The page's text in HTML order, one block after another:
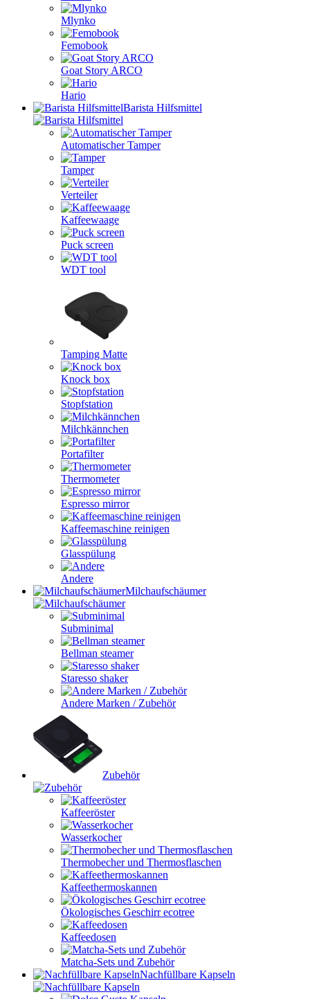
Mlynko
Femobook
Goat Story ARCO
Hario
Barista Hilfsmittel
Automatischer Tamper
Tamper
Verteiler
Kaffeewaage
Puck screen
WDT tool
Tamping Matte
Knock box
Stopfstation
Milchkännchen
Portafilter
Thermometer
Espresso mirror
Kaffeemaschine reinigen
Glasspülung
Andere
Milchaufschäumer
Subminimal
Bellman steamer
Staresso shaker
Andere Marken / Zubehör
Zubehör
Kaffeeröster
Wasserkocher
Thermobecher und Thermosflaschen
Kaffeethermoskannen
Ökologisches Geschirr ecotree
Kaffeedosen
Matcha-Sets und Zubehör
Nachfüllbare Kapseln